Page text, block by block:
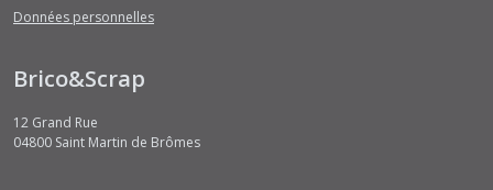
Données personnelles
Brico&Scrap
12 Grand Rue
04800 Saint Martin de Brômes